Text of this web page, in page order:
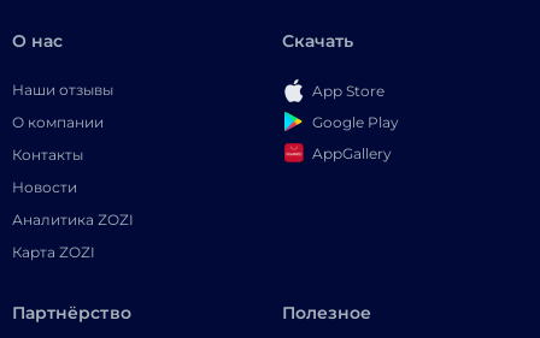
О нас
Наши отзывы
О компании
Контакты
Новости
Аналитика ZOZI
Карта ZOZI
Скачать
App Store
Google Play
AppGallery
Партнёрство Полезное